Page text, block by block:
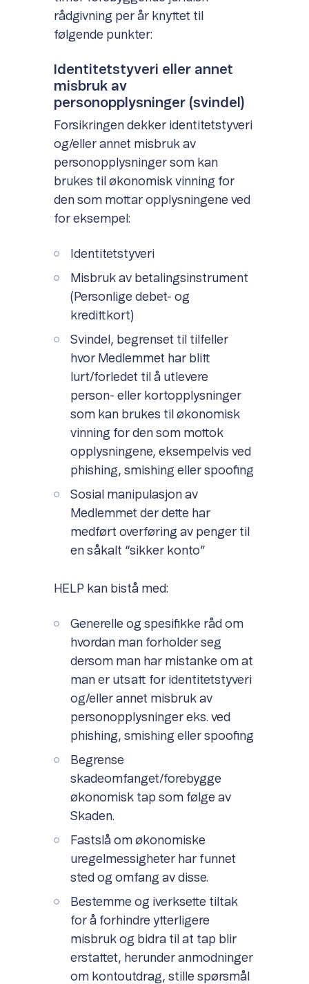
rådgivning per år knyttet til
følgende punkter:
Identitetstyveri eller annet
misbruk av
personopplysninger (svindel)
Forsikringen dekker identitetstyveri
og/eller annet misbruk av
personopplysninger som kan
brukes til økonomisk vinning for
den som mottar opplysningene ved
for eksempel:
Identitetstyveri
Misbruk av betalingsinstrument
(Personlige debet- og
kredittkort)
Svindel, begrenset til tilfeller
hvor Medlemmet har blitt
lurt/forledet til å utlevere
person- eller kortopplysninger
som kan brukes til økonomisk
vinning for den som mottok
opplysningene, eksempelvis ved
phishing, smishing eller spoofing
Sosial manipulasjon av
Medlemmet der dette har
medført overføring av penger til
en såkalt “sikker konto”
HELP kan bistå med:
Generelle og spesifikke råd om
hvordan man forholder seg
dersom man har mistanke om at
man er utsatt for identitetstyveri
og/eller annet misbruk av
personopplysninger eks. ved
phishing, smishing eller spoofing
Begrense
skadeomfanget/forebygge
økonomisk tap som følge av
Skaden.
Fastslå om økonomiske
uregelmessigheter har funnet
sted og omfang av disse.
Bestemme og iverksette tiltak
for å forhindre ytterligere
misbruk og bidra til at tap blir
erstattet, herunder anmodninger
om kontoutdrag, stille spørsmål